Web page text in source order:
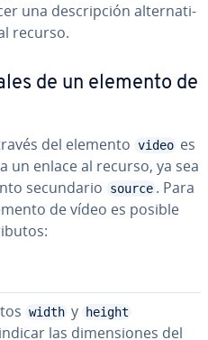
una de­s­cri­p­ción al­te­r­na­ti­
recurso.
de un elemento de
del elemento video es
un enlace al recurso, ya sea
se­cu­n­da­rio source . Para
de vídeo es posible
width y height
las di­me­n­sio­nes del